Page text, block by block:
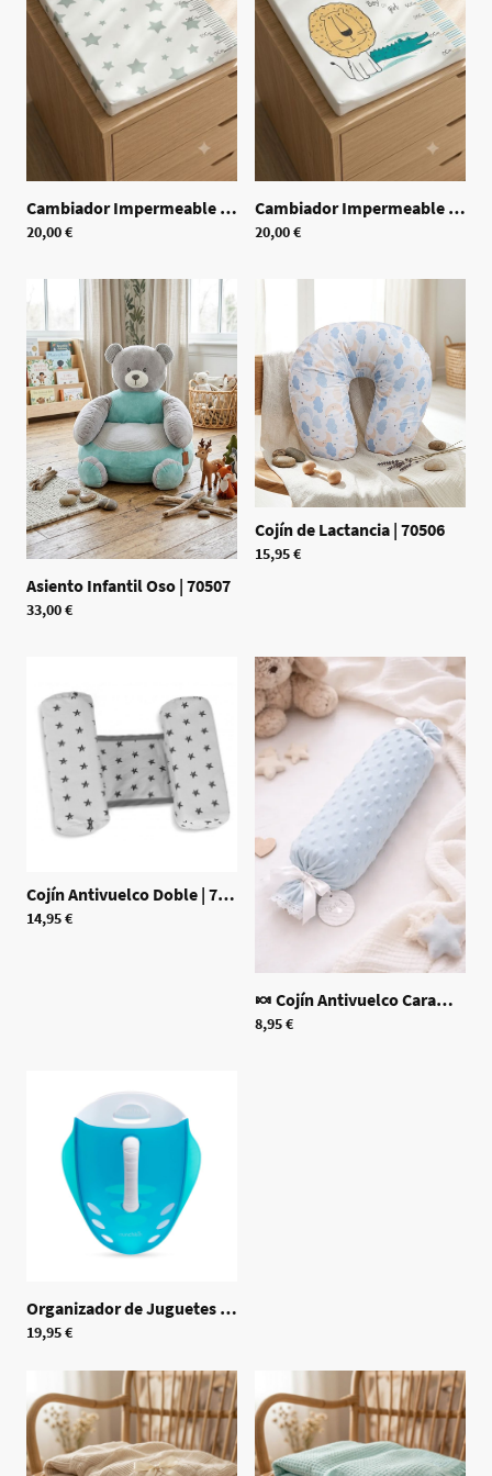
Cambiador Impermeable Estrellitas |70509
20,00 €
Cambiador Impermeable
20,00 €
Asiento Infantil Oso | 70507
33,00 €
Cojín de Lactancia | 70506
15,95 €
Cojín Antivuelco Doble | 70536
14,95 €
🍬 Cojín Antivuelco Caramelo Bebé
8,95 €
Organizador de Juguetes de Baño
19,95 €